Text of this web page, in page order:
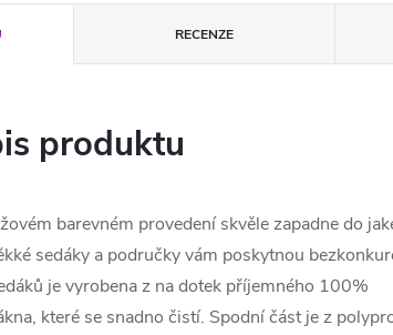
RECENZE
produktu
barevném provedení skvěle zapadne do
sedáky a područky vám poskytnou
je vyrobena z na dotek příjemného 100%
které se snadno čistí. Spodní část je z